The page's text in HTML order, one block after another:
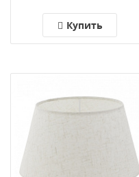
Купить